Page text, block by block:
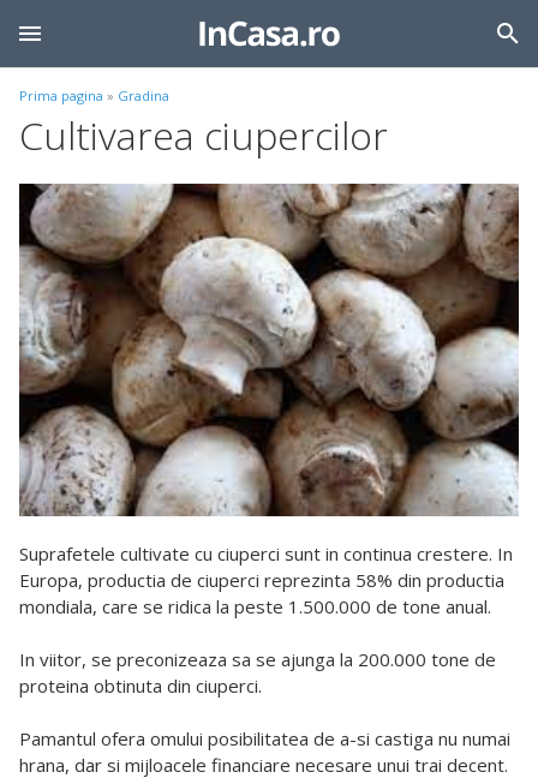
Prima pagina » Gradina
Cultivarea ciupercilor
Suprafetele cultivate cu ciuperci sunt in continua crestere. In
Europa, productia de ciuperci reprezinta 58% din productia
mondiala, care se ridica la peste 1.500.000 de tone anual.
In viitor, se preconizeaza sa se ajunga la 200.000 tone de
proteina obtinuta din ciuperci.
Pamantul ofera omului posibilitatea de a-si castiga nu numai
hrana, dar si mijloacele financiare necesare unui trai decent.